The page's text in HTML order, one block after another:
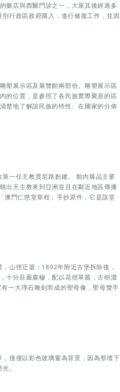
藥店與西醫門診之一，大屋其後經過多
行政區政府購入，進行修復工作，並因
塑展示區及展覽館兩部份。雕塑展示區
的位置，是參照了各民族實際聚居的區
楚地了解該民族的特性、在國家的分佈
一任主教賈尼路創建。 館內展品主要
出天主教來到亞洲並且在鄰近地區傳播
門仁慈堂章程」手抄原件，它是該堂
山徑迂迴；1892年附近古堡拆除後，
十分莊嚴肅穆，配以花徑草叢，古樹濃
一大理石雕刻而成的聖母像，聖母雙手
僅僅以彩色玻璃窗為背景，因為祭壇下
。